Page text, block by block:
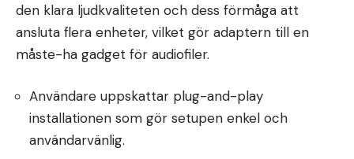
den klara ljudkvaliteten och dess förmåga att
ansluta flera enheter, vilket gör adaptern till en
måste-ha gadget för audiofiler.
Användare uppskattar plug-and-play
installationen som gör setupen enkel och
användarvänlig.